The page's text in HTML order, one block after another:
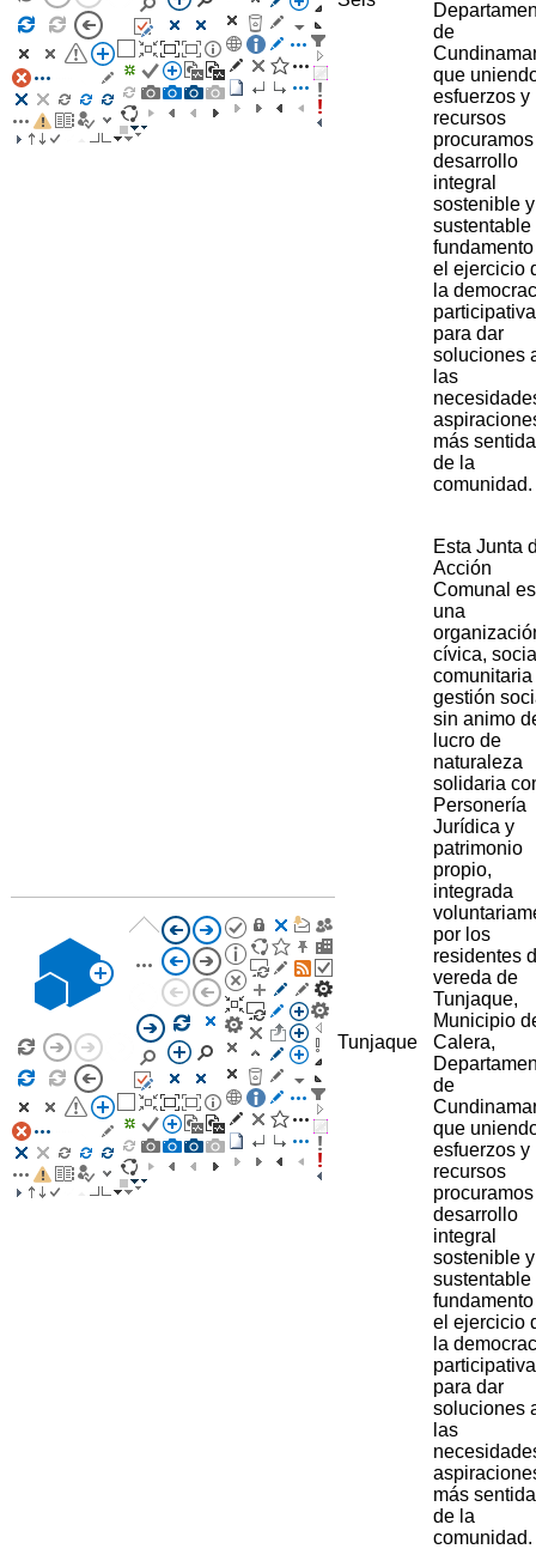
de
que
esfuerzos y
recursos
desarrollo
integral
sostenible y
sustentable
el ejercicio
la
para dar
soluciones
las
más
de la
comunidad.​
Tunjaque
​Esta Junta
Acción
Comunal es
una
cívica,
comunitaria
gestión
sin animo
lucro de
naturaleza
solidaria
Personería
Jurídica y
patrimonio
propio,
integrada
por los
residentes
vereda de
Tunjaque,
Municipio
Calera,
de
que
esfuerzos y
recursos
desarrollo
integral
sostenible y
sustentable
el ejercicio
la
para dar
soluciones
las
más
de la
comunidad.​